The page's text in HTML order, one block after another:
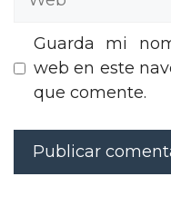
Guarda mi
web en este
que comente.